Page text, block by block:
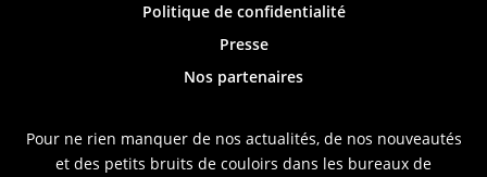
Politique de confidentialité
Presse
Nos partenaires
Pour ne rien manquer de nos actualités, de nos nouveautés
et des petits bruits de couloirs dans les bureaux de